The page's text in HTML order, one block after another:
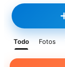
Todo Fotos